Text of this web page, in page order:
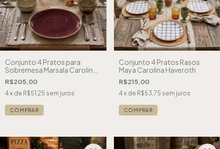
Conjunto 4 Pratos para
Sobremesa Marsala Carolina
Haveroth
R$205,00
4 x de R$51,25 sem juros
Conjunto 4 Pratos Rasos
Maya Carolina Haveroth
R$215,00
4 x de R$53,75 sem juros